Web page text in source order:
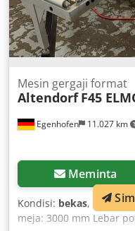
Egenhofen 11.027 km
Mesin gergaji format
Altendorf F45
Meminta
Kondisi: bekas, Tahun
meja: 3000 mm Lebar